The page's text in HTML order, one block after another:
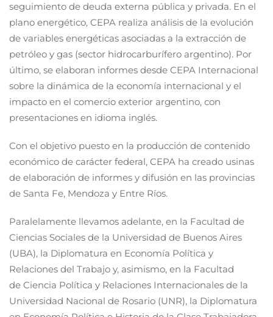
seguimiento de deuda externa pública y privada. En el
plano energético, CEPA realiza análisis de la evolución
de variables energéticas asociadas a la extracción de
petróleo y gas (sector hidrocarburífero argentino). Por
último, se elaboran informes desde CEPA Internacional
sobre la dinámica de la economía internacional y el
impacto en el comercio exterior argentino, con
presentaciones en idioma inglés.
Con el objetivo puesto en la producción de contenido
económico de carácter federal, CEPA ha creado usinas
de elaboración de informes y difusión en las provincias
de Santa Fe, Mendoza y Entre Ríos.
Paralelamente llevamos adelante, en la Facultad de
Ciencias Sociales de la Universidad de Buenos Aires
(UBA), la Diplomatura en Economía Política y
Relaciones del Trabajo y, asimismo, en la Facultad
de Ciencia Política y Relaciones Internacionales de la
Universidad Nacional de Rosario (UNR), la Diplomatura